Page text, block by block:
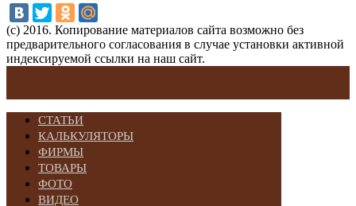
(с) 2016. Копирование материалов сайта возможно без
предварительного согласования в случае установки активной
индексируемой ссылки на наш сайт.
СТАТЬИ
КАЛЬКУЛЯТОРЫ
ФИРМЫ
ТОВАРЫ
ФОТО
ВИДЕО